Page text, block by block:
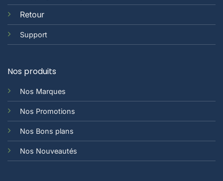
Retour
Support
Nos produits
Nos Marques
Nos Promotions
Nos Bons plans
Nos Nouveautés